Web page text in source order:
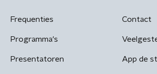
Frequenties
Programma's
Presentatoren
Contact
App de